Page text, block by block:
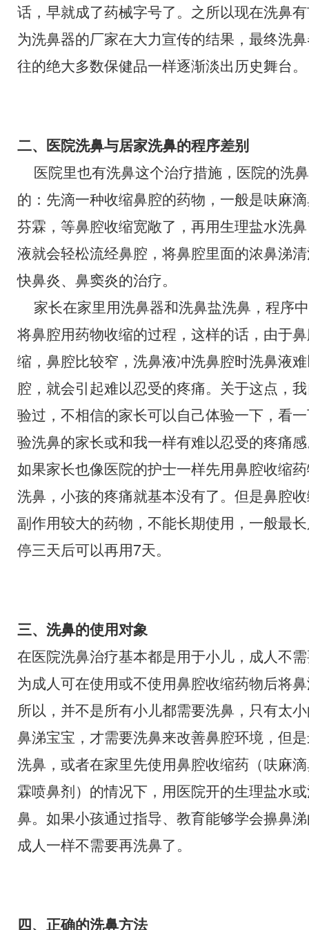
话，早就成了药械字号了。之所以现在洗鼻
为洗鼻器的厂家在大力宣传的结果，最终洗
往的绝大多数保健品一样逐渐淡出历史舞台。
二、医院洗鼻与居家洗鼻的程序差别
医院里也有洗鼻这个治疗措施，医院的洗
的：先滴一种收缩鼻腔的药物，一般是呋麻
芬霖，等鼻腔收缩宽敞了，再用生理盐水洗
液就会轻松流经鼻腔，将鼻腔里面的浓鼻涕
快鼻炎、鼻窦炎的治疗。
家长在家里用洗鼻器和洗鼻盐洗鼻，程序
将鼻腔用药物收缩的过程，这样的话，由于
缩，鼻腔比较窄，洗鼻液冲洗鼻腔时洗鼻液
腔，就会引起难以忍受的疼痛。关于这点，
验过，不相信的家长可以自己体验一下，看
验洗鼻的家长或和我一样有难以忍受的疼痛
如果家长也像医院的护士一样先用鼻腔收缩
洗鼻，小孩的疼痛就基本没有了。但是鼻腔
副作用较大的药物，不能长期使用，一般最
停三天后可以再用7天。
三、洗鼻的使用对象
在医院洗鼻治疗基本都是用于小儿，成人不
为成人可在使用或不使用鼻腔收缩药物后将
所以，并不是所有小儿都需要洗鼻，只有太
鼻涕宝宝，才需要洗鼻来改善鼻腔环境，但
洗鼻，或者在家里先使用鼻腔收缩药（呋麻
霖喷鼻剂）的情况下，用医院开的生理盐水
鼻。如果小孩通过指导、教育能够学会擤鼻
成人一样不需要再洗鼻了。
四、正确的洗鼻方法